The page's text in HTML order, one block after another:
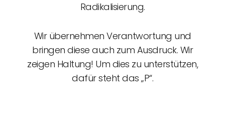
Radikalisierung.
Wir übernehmen Verantwortung und
bringen diese auch zum Ausdruck. Wir
zeigen Haltung! Um dies zu unterstützen,
dafür steht das „P“.